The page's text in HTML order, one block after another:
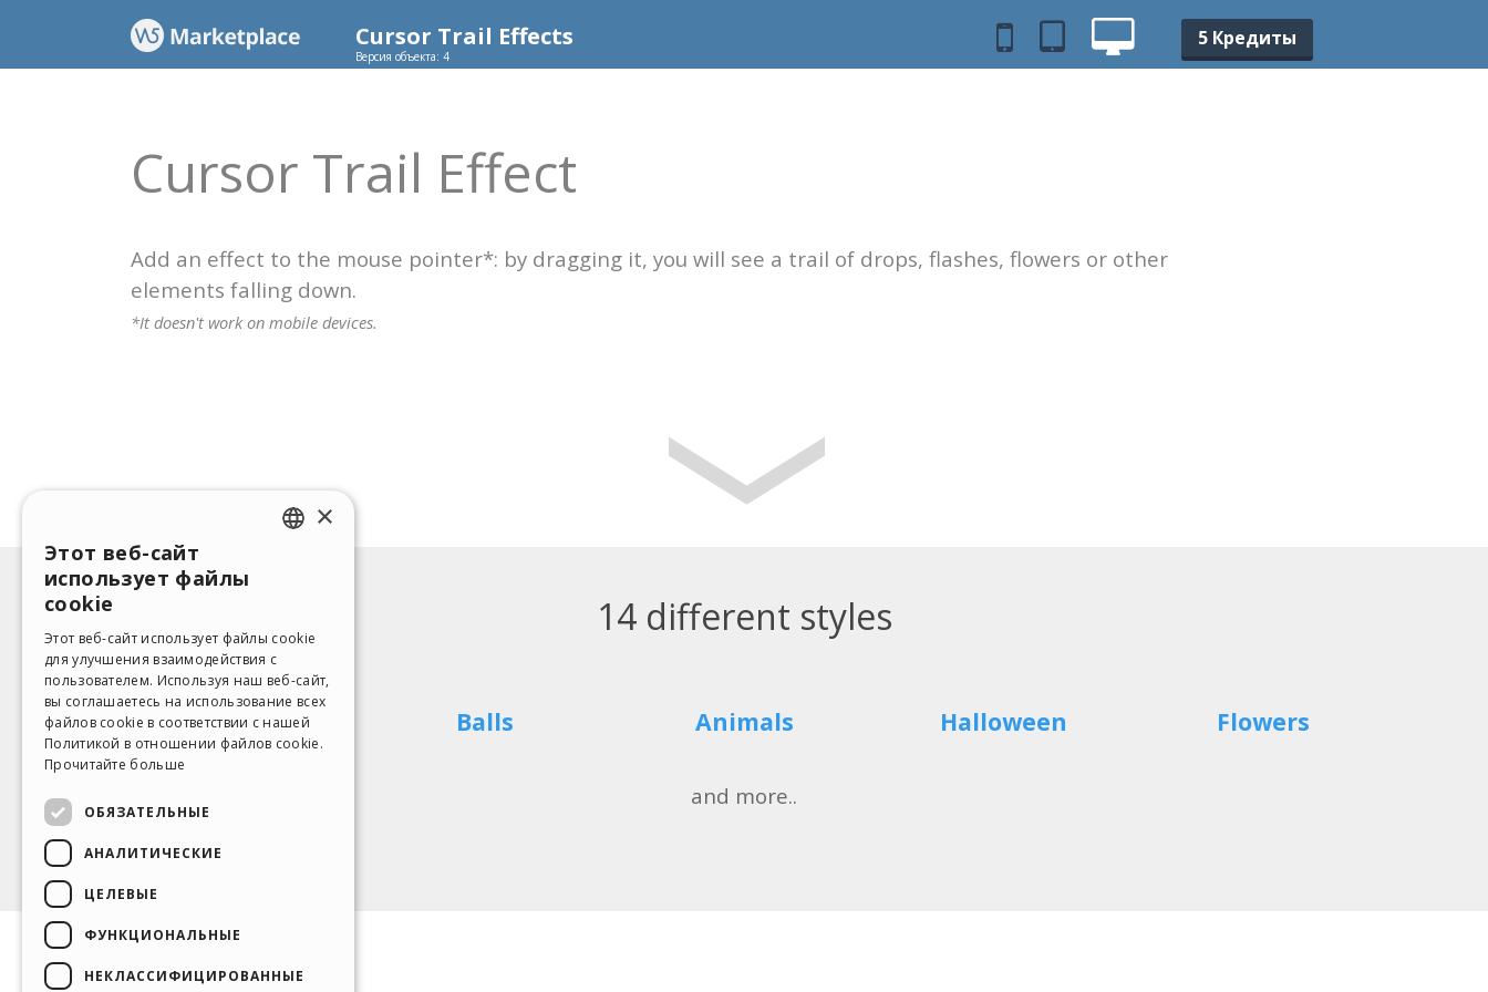
Cursor Trail Effects
Версия объекта: 4
5 Кредиты
GERMAN
SPANISH
PORTUGUESE
POLISH
×
Этот веб-сайт
использует файлы
cookie
Этот веб-сайт использует файлы cookie
для улучшения взаимодействия с
пользователем. Используя наш веб-сайт,
вы соглашаетесь на использование всех
файлов cookie в соответствии с нашей
Политикой в ​​отношении файлов cookie.
Прочитайте больше
ОБЯЗАТЕЛЬНЫЕ
АНАЛИТИЧЕСКИЕ
ЦЕЛЕВЫЕ
ФУНКЦИОНАЛЬНЫЕ
НЕКЛАССИФИЦИРОВАННЫЕ